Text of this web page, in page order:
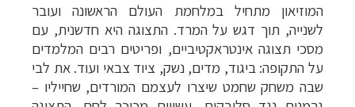
המוזיאון מתחיל במלחמת העולם הראשונה ועובר
לשנייה, תוך דגש על המרד. התצוגה היא חדשנית, עם
מסכי תצוגה אינטראקטיביים, ופריטים רבים המלמדים
על התקופה: ביגוד, מדים, נשק, ציוד צבאי ועוד. את לבי
שבה משחק שחמט שיצרו לעצמם המורדים, שחייליו –